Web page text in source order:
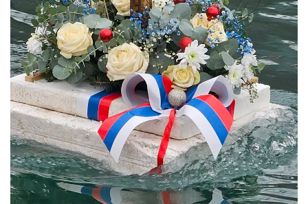
СКУПШТИНА
Статут Општине
Скупштинско вијеће општине језеро
Састав Скупштине
Службени Гласници
ОПШТИНСКА УПРАВА